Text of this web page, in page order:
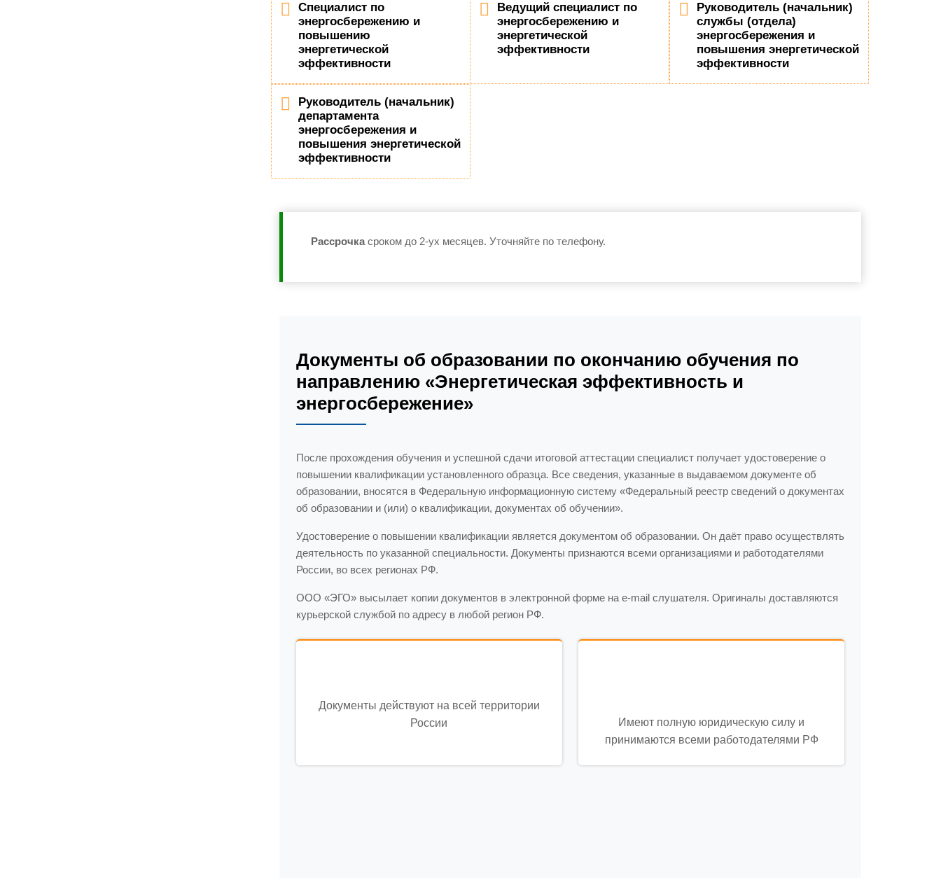
Специалист по
энергосбережению и
повышению
энергетической
эффективности
Ведущий специалист по
энергосбережению и
энергетической
эффективности
Руководитель (начальник)
службы (отдела)
энергосбережения и
повышения энергетической
эффективности
Руководитель (начальник)
департамента
энергосбережения и
повышения энергетической
эффективности
Рассрочка сроком до 2-ух месяцев. Уточняйте по телефону.
Документы об образовании по окончанию обучения по
направлению «Энергетическая эффективность и
энергосбережение»
После прохождения обучения и успешной сдачи итоговой аттестации специалист получает удостоверение о
повышении квалификации установленного образца. Все сведения, указанные в выдаваемом документе об
образовании, вносятся в Федеральную информационную систему «Федеральный реестр сведений о документах
об образовании и (или) о квалификации, документах об обучении».
Удостоверение о повышении квалификации является документом об образовании. Он даёт право осуществлять
деятельность по указанной специальности. Документы признаются всеми организациями и работодателями
России, во всех регионах РФ.
ООО «ЭГО» высылает копии документов в электронной форме на e-mail слушателя. Оригиналы доставляются
курьерской службой по адресу в любой регион РФ.
Документы действуют на всей территории
России
Имеют полную юридическую силу и
принимаются всеми работодателями РФ